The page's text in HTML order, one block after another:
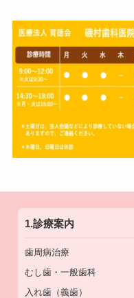
1.診療案内
歯周病治療
むし歯・一般歯科
入れ歯（義歯）